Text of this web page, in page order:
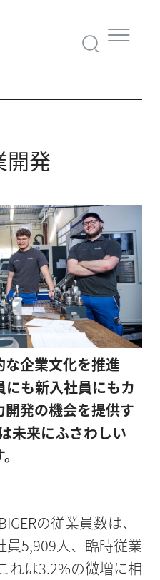
開発
企業文化を推進
にも新入社員にもカ
発の機会を提供す
は未来にふさわしい
の従業員数は、
員5,909人、臨時従業
れは3.2%の微増に相